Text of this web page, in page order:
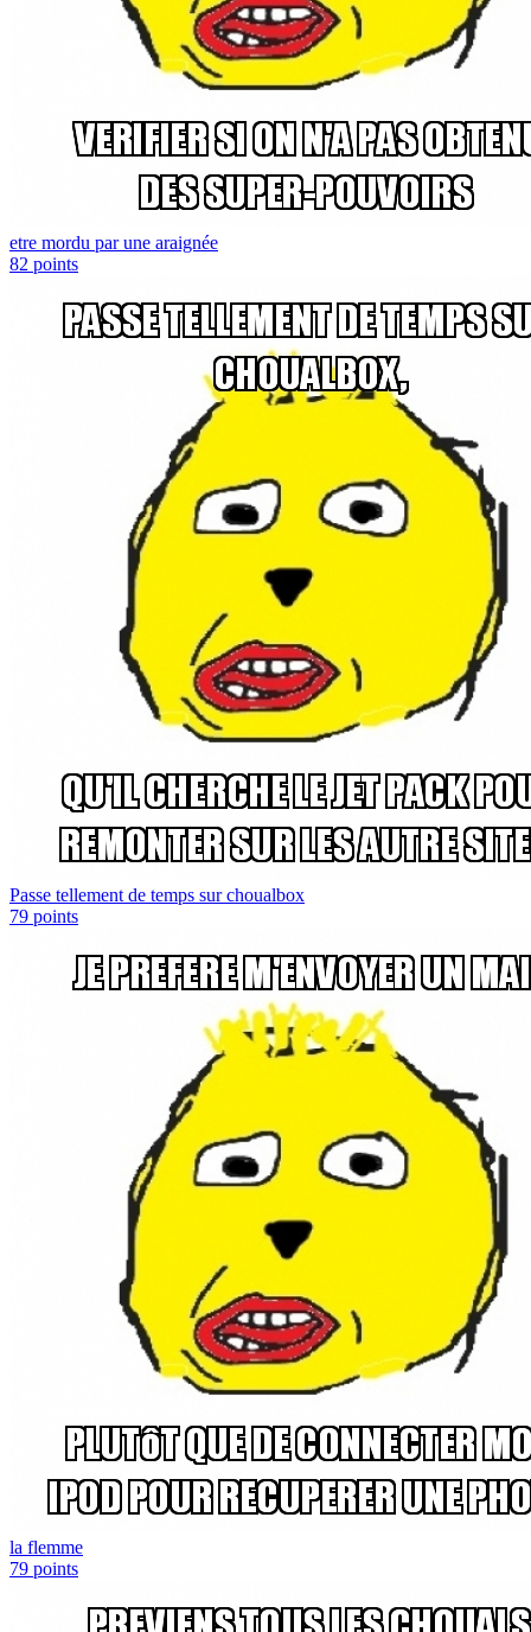
etre mordu par une araignée
82 points
Passe tellement de temps sur choualbox
79 points
la flemme
79 points